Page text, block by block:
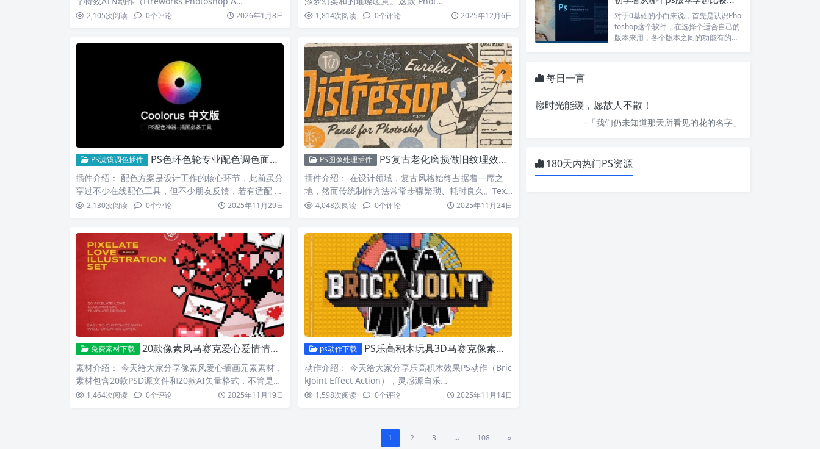
2,105次阅读 0个评论 2026年1月8日 1,814次阅读 0个评论 2025年12月6日
PS滤镜调色插件 PS色环色轮专业配色调色面板插件 Coolorus v2.7.1 中文汉化版
插件介绍： 配色方案是设计工作的核心环节，此前虽分
享过不少在线配色工具，但不少朋友反馈，若有适配 P
S 的配色…
2,130次阅读 0个评论 2025年11月29日
PS图像处理插件 PS复古老化磨损做旧纹理效果质感生成插件 Texturelabs Distressor v1.0.7 中英文版
插件介绍： 在设计领域，复古风格始终占据着一席之
地，然而传统制作方法常常步骤繁琐、耗时良久。Text
urela…
4,048次阅读 0个评论 2025年11月24日
免费素材下载 20款像素风马赛克爱心爱情情人节插画元素PSD源文件/AI矢量素材
素材介绍： 今天给大家分享像素风爱心插画元素素材，
素材包含20款PSD源文件和20款AI矢量格式，不管是打
造复…
1,464次阅读 0个评论 2025年11月19日
ps动作下载 PS乐高积木玩具3D马赛克像素风效果ATN动作 BrickJoint Effect Action
动作介绍： 今天给大家分享乐高积木效果PS动作（Bric
kJoint Effect Action），灵感源自乐…
1,598次阅读 0个评论 2025年11月14日
1 2 3 ... 108 »
对于0基础的小白来说，首先是认识Pho
toshop这个软件，在选择个适合自己的
版本来用，各个版本之间的功能有的
每日一言
愿时光能缓，愿故人不散！
-「我们仍未知道那天所看见的花的名字 」
180天内热门PS资源